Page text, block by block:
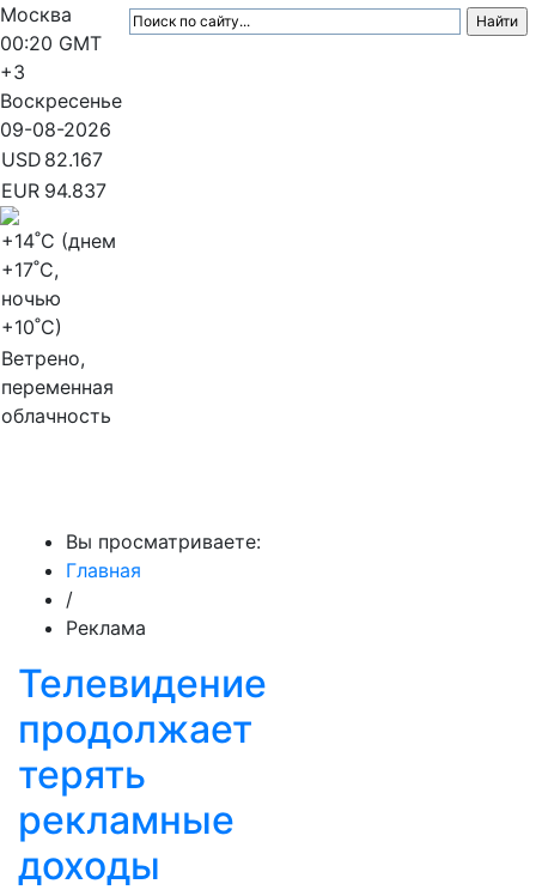
Москва
00:20 GMT
+3
Воскресенье
09-08-2026
USD 82.167
EUR 94.837
+14˚C (днем
+17˚C,
ночью
+10˚C)
Ветрено,
переменная
облачность
Вы просматриваете:
Главная
/
Реклама
Телевидение
продолжает
терять
рекламные
доходы